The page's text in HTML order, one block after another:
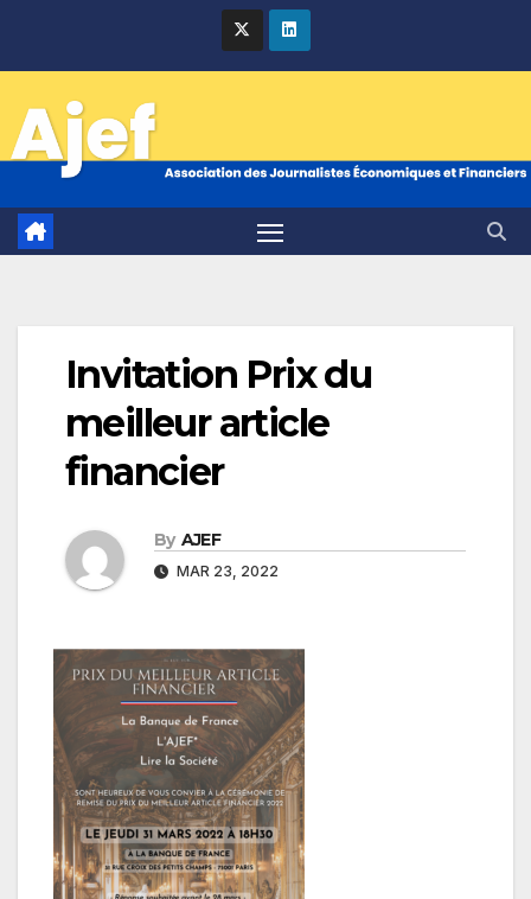
Invitation Prix du
meilleur article
financier
By AJEF
MAR 23, 2022